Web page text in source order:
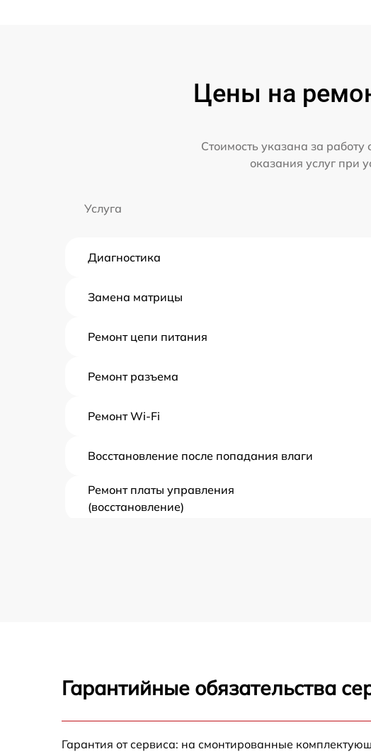
Цены на
Стоимость указана за
оказания услуг при
Услуга
Диагностика
Замена матрицы
Ремонт цепи питания
Ремонт разъема
Ремонт Wi-Fi
Восстановление после попадания влаги
Ремонт платы управления
(восстановление)
Замена процессора
Замена USB порта
Гарантийные обязательства
Гарантия от сервиса: на смонтированные